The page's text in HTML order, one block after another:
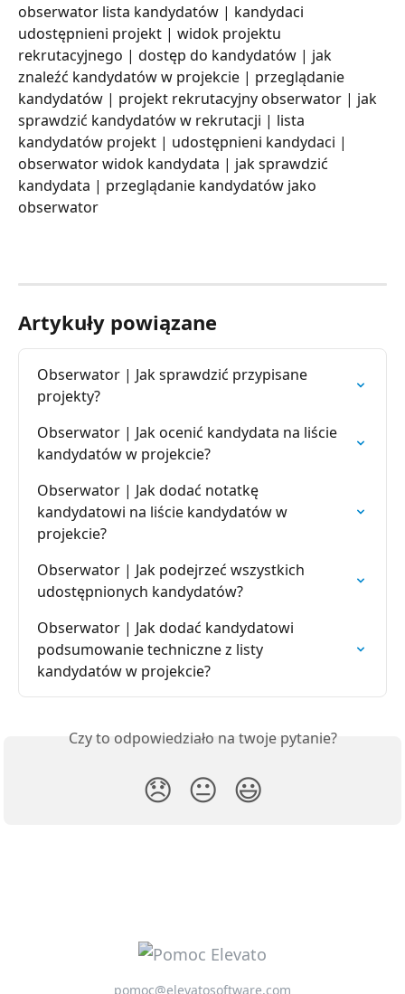
obserwator lista kandydatów | kandydaci
udostępnieni projekt | widok projektu
rekrutacyjnego | dostęp do kandydatów | jak
znaleźć kandydatów w projekcie | przeglądanie
kandydatów | projekt rekrutacyjny obserwator | jak
sprawdzić kandydatów w rekrutacji | lista
kandydatów projekt | udostępnieni kandydaci |
obserwator widok kandydata | jak sprawdzić
kandydata | przeglądanie kandydatów jako
obserwator
Artykuły powiązane
Obserwator | Jak sprawdzić przypisane
projekty?
Obserwator | Jak ocenić kandydata na liście
kandydatów w projekcie?
Obserwator | Jak dodać notatkę
kandydatowi na liście kandydatów w
projekcie?
Obserwator | Jak podejrzeć wszystkich
udostępnionych kandydatów?
Obserwator | Jak dodać kandydatowi
podsumowanie techniczne z listy
kandydatów w projekcie?
Czy to odpowiedziało na twoje pytanie?
😞 😐 😃
pomoc@elevatosoftware.com